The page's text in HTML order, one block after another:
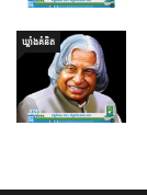
ឃ្លាំង​គំនិត